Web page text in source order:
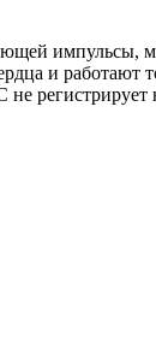
импульсы,
и работают